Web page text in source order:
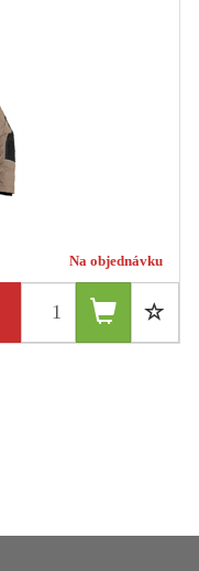
Na objednávku